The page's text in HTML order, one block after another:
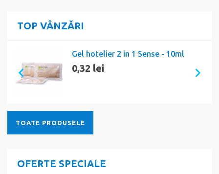
TOP VÂNZĂRI
Gel hotelier 2 in 1 Sense - 10ml
0,32 lei
TOATE PRODUSELE
OFERTE SPECIALE